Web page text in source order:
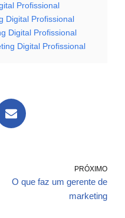
Profissional
Digital Profissional
Digital Profissional
Digital Profissional
PRÓXIMO
O que faz um gerente de
marketing